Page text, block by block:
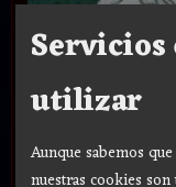
utilizar
Aunque sabemos
nuestras cookies